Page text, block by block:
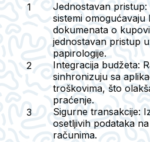
Jednostavan pristup:
sistemi omogućavaju
dokumenata o
jednostavan pristup
papirologije.
Integracija budžeta:
sinhronizuju sa
troškovima, što
praćenje.
Sigurne transakcije:
osetljivih podataka
računima.